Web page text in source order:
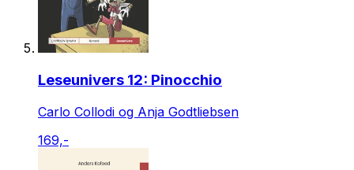
Leseunivers 12: Pinocchio
Carlo Collodi og Anja Godtliebsen
169,-